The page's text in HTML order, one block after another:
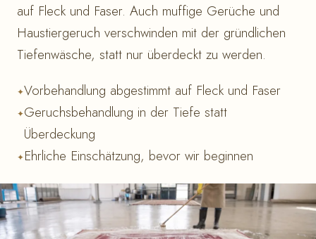
auf Fleck und Faser. Auch muffige Gerüche und
Haustiergeruch verschwinden mit der gründlichen
Tiefenwäsche, statt nur überdeckt zu werden.
Vorbehandlung abgestimmt auf Fleck und Faser
Geruchsbehandlung in der Tiefe statt
Überdeckung
Ehrliche Einschätzung, bevor wir beginnen